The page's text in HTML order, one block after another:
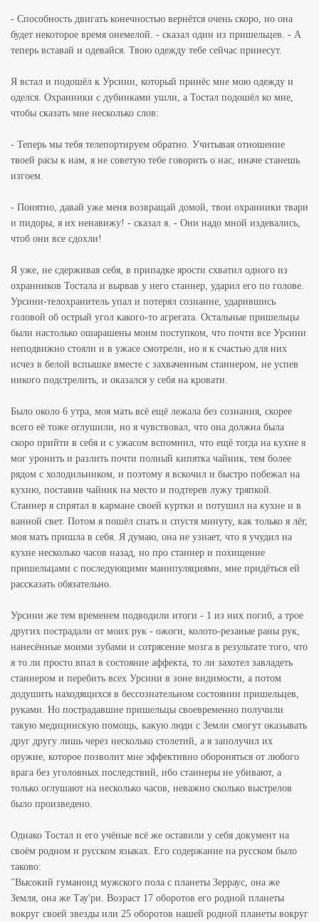
- Способность двигать конечностью вернётся очень скоро, но она
будет некоторое время онемелой. - сказал один из пришельцев. - А
теперь вставай и одевайся. Твою одежду тебе сейчас принесут.
Я встал и подошёл к Урсини, который принёс мне мою одежду и
оделся. Охранники с дубинками ушли, а Тостал подошёл ко мне,
чтобы сказать мне несколько слов:
- Теперь мы тебя телепортируем обратно. Учитывая отношение
твоей расы к нам, я не советую тебе говорить о нас, иначе станешь
изгоем.
- Понятно, давай уже меня возвращай домой, твои охранники твари
и пидоры, я их ненавижу! - сказал я. - Они надо мной издевались,
чтоб они все сдохли!
Я уже, не сдерживая себя, в припадке ярости схватил одного из
охранников Тостала и вырвав у него станнер, ударил его по голове.
Урсини-телохранитель упал и потерял сознание, ударившись
головой об острый угол какого-то агрегата. Остальные пришельцы
были настолько ошарашены моим поступком, что почти все Урсини
неподвижно стояли и в ужасе смотрели, но я к счастью для них
исчез в белой вспышке вместе с захваченным станнером, не успев
никого подстрелить, и оказался у себя на кровати.
Было около 6 утра, моя мать всё ещё лежала без сознания, скорее
всего её тоже оглушили, но я чувствовал, что она должна была
скоро прийти в себя и с ужасом вспомнил, что ещё тогда на кухне я
мог уронить и разлить почти полный кипятка чайник, тем более
рядом с холодильником, и поэтому я вскочил и быстро побежал на
кухню, поставив чайник на место и подтерев лужу тряпкой.
Станнер я спрятал в кармане своей куртки и потушил на кухне и в
ванной свет. Потом я пошёл спать и спустя минуту, как только я лёг,
моя мать пришла в себя. Я думаю, она не узнает, что я учудил на
кухне несколько часов назад, но про станнер и похищение
пришельцами с последующими манипуляциями, мне придёться ей
рассказать обязательно.
Урсини же тем временем подводили итоги - 1 из них погиб, а трое
других пострадали от моих рук - ожоги, колото-резаные раны рук,
нанесённые моими зубами и сотрясение мозга в результате того, что
я то ли просто впал в состояние аффекта, то ли захотел завладеть
станнером и перебить всех Урсини в зоне видимости, а потом
додушить находящихся в бессознательном состоянии пришельцев,
руками. Но пострадавшие пришельцы своевременно получили
такую медицинскую помощь, какую люди с Земли смогут оказывать
друг другу лишь через несколько столетий, а я заполучил их
оружие, которое позволит мне эффективно обороняться от любого
врага без уголовных последствий, ибо станнеры не убивают, а
только оглушают на несколько часов, неважно сколько выстрелов
было произведено.
Однако Тостал и его учёные всё же оставили у себя документ на
своём родном и русском языках. Его содержание на русском было
таково:
"Высокий гуманоид мужского пола с планеты Зерраус, она же
Земля, она же Тау'ри. Возраст 17 оборотов его родной планеты
вокруг своей звезды или 25 оборотов нашей родной планеты вокруг